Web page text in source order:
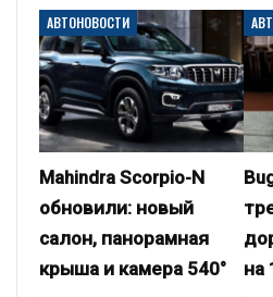
АВТОНОВОСТИ
Mahindra Scorpio-N
обновили: новый
салон, панорамная
крыша и камера 540°
на